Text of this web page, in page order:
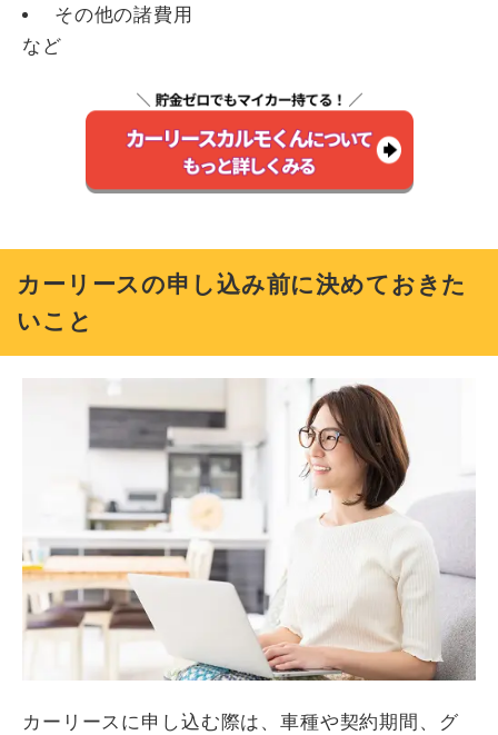
その他の諸費用
など
カーリースの申し込み前に決めておきた
いこと
カーリースに申し込む際は、車種や契約期間、グ